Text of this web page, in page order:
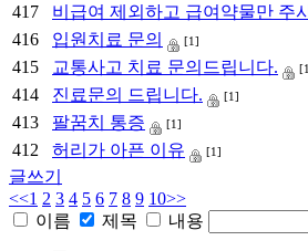
417
비급여 제외하고 급여약물만 주
416
입원치료 문의 [1]
415
교통사고 치료 문의드립니다.
414
진료문의 드립니다. [1]
413
팔꿈치 통증 [1]
412
허리가 아픈 이유 [1]
글쓰기
<<1 2 3 4 5 6 7 8 9 10>>
이름
제목 내용